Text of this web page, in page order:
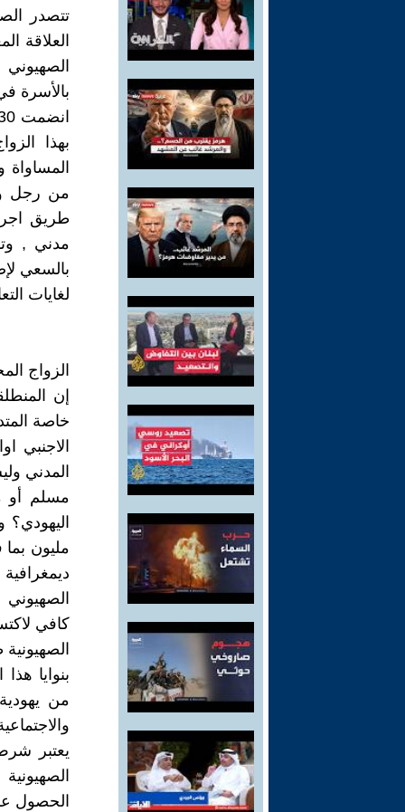
تتصدر
العلاقة
بهذا
من رجل
طريق
مدني ,
بالسعي
لغايات
الزواج
إن
خاصة
الاجنبي
المدني
مسلم أو
مليون
كافي
بنوايا
من
يعتبر
الحصول